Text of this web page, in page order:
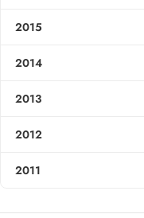
2015
2014
2013
2012
2011